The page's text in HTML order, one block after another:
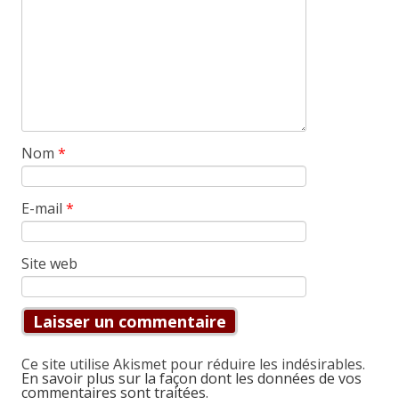
Nom *
E-mail *
Site web
Ce site utilise Akismet pour réduire les indésirables.
En savoir plus sur la façon dont les données de vos
commentaires sont traitées.